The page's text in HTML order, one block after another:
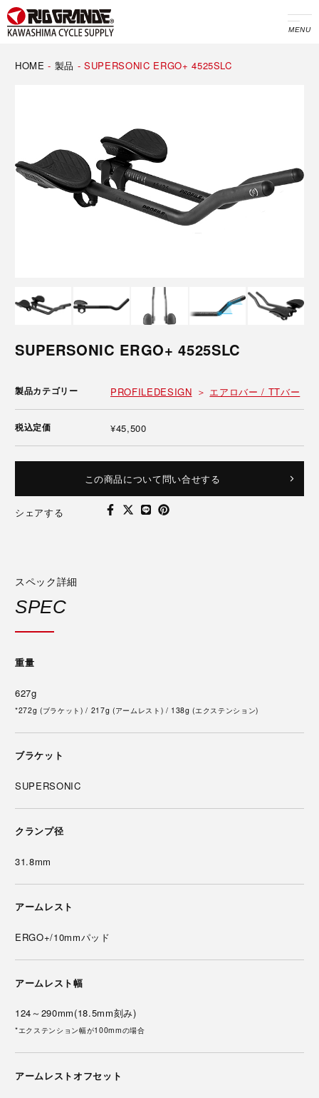
MENU
HOME - 製品 -SUPERSONIC ERGO+ 4525SLC
SUPERSONIC ERGO+ 4525SLC
製品カテゴリー PROFILEDESIGN エアロバー / TTバー
税込定価 ¥45,500
この商品について問い合せする
シェアする
スペック詳細
SPEC
重量
627g
*272g (ブラケット) / 217g (アームレスト) / 138g (エクステンション)
ブラケット
SUPERSONIC
クランプ径
31.8mm
アームレスト
ERGO+/10mmパッド
アームレスト幅
124～290mm(18.5mm刻み)
*エクステンション幅が100mmの場合
アームレストオフセット